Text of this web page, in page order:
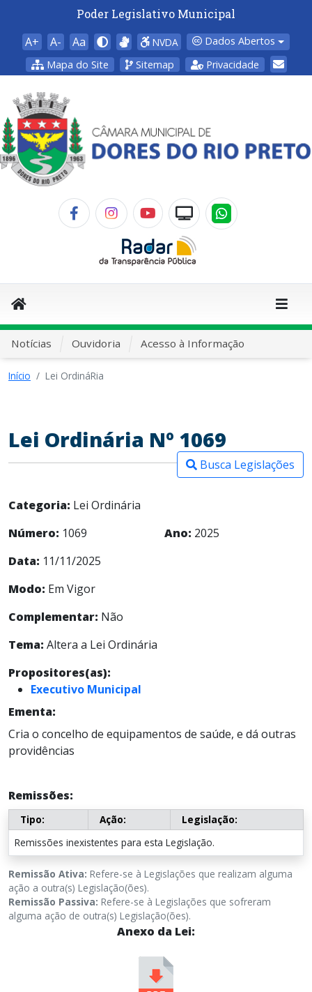
Poder Legislativo Municipal
A+ A- Aa NVDA
Dados Abertos
Mapa do Site
Sitemap Privacidade
Notícias Ouvidoria Acesso à Informação
Início Lei OrdináRia
Lei Ordinária Nº 1069
Busca Legislações
Categoria: Lei Ordinária
Número: 1069 Ano: 2025
Data: 11/11/2025
Modo: Em Vigor
Complementar: Não
Tema: Altera a Lei Ordinária
Propositores(as):
Executivo Municipal
Ementa:
Cria o concelho de equipamentos de saúde, e dá outras
providências
Remissões:
Tipo: Ação:
Legislação:
Remissões inexistentes para esta Legislação.
Remissão Ativa: Refere-se à Legislações que realizam alguma
ação a outra(s) Legislação(ões).
Remissão Passiva: Refere-se à Legislações que sofreram
alguma ação de outra(s) Legislação(ões).
Anexo da Lei: